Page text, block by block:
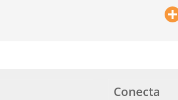
Conecta